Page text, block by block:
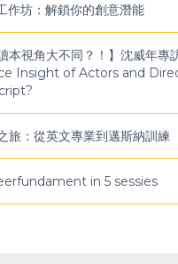
坊：解鎖你的創意潛能
本視角大不同？！】沈威年專
Insight of Actors and
旅：從英文專業到邁斯納訓練
in 5 sessies